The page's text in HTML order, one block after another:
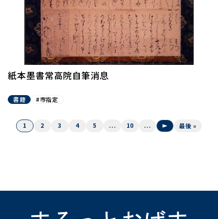
紙本墨書常高院自筆消息
書籍 #市指定
1 2 3 4 5 ... 10 ... » 最後 »